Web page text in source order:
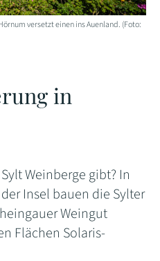
versetzt einen ins Auenland. (Foto:
in
Weinberge gibt? In
Insel bauen die Sylter
Weingut
Flächen Solaris-